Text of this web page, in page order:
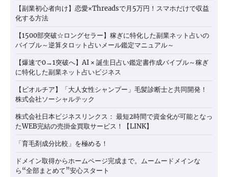
【副業初心者向け】恋愛×Threadsで月5万円！スマホだけで収益
化する方法
【1500部突破☆ロングセラー】稼ぎに特化した副業ネット占いの
バイブル～逆算タロット占いメール鑑定マニュアル～
【爆速で0→1突破へ】AI × 誕生日占い鑑定書作成バイブル～稼ぎ
に特化した副業ネット占いビジネス
【ビオルチア】「大人女性シャンプー」毛髪診断士と共同開発！
株式会社ソーシャルテック
株式会社日本ビジネスリンクス： 最短2時間で資金化が可能となっ
たWEB完結の売掛金買取サービス！【LINK】
「育毛剤成分比較」を極める！
ドメイン取得からホームページ完成まで。ムームードメインな
ら“全部まとめて”安心スタート